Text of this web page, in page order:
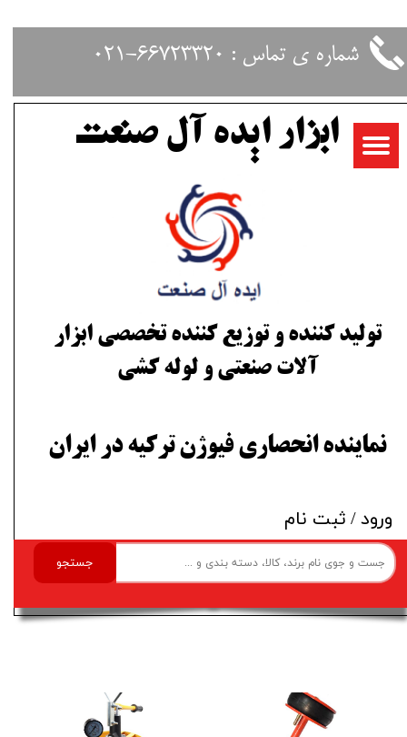
شماره ی تماس : 66723320-021
جستجو
ابزار ایده آل صنعت
تولید کننده و توزیع کننده تخصصی ابزار
آلات صنعتی و لوله کشی
​نماینده انحصاری فیوژن ترکیه در ایران
ورود/ ثبت نام
حساب کاربری من
تغییر گذر واژه
سفارشات
خروج از حساب کاربری